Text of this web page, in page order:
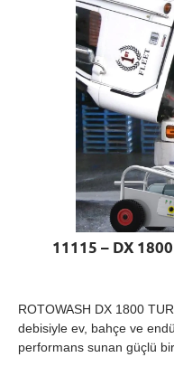
11115 – DX
ROTOWASH DX 1800
debisiyle ev, bahçe ve
performans sunan güçlü